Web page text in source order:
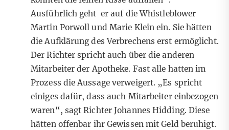
Ausführlich geht er auf die Whistleblower
Martin Porwoll und Marie Klein ein. Sie hätten
die Aufklärung des Verbrechens erst ermöglicht.
Der Richter spricht auch über die anderen
Mitarbeiter der Apotheke. Fast alle hatten im
Prozess die Aussage verweigert. „Es spricht
einiges dafür, dass auch Mitarbeiter einbezogen
waren“, sagt Richter Johannes Hidding. Diese
hätten offenbar ihr Gewissen mit Geld beruhigt.